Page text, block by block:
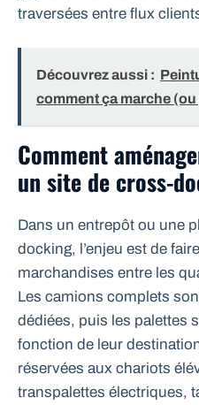
traversées entre flux
Découvrez aussi :
comment ça marche (ou
Comment
un site de cross-
Dans un entrepôt ou une
docking, l’enjeu est de
marchandises entre les
Les camions complets
dédiées, puis les palettes
fonction de leur
réservées aux chariots
transpalettes électriques,